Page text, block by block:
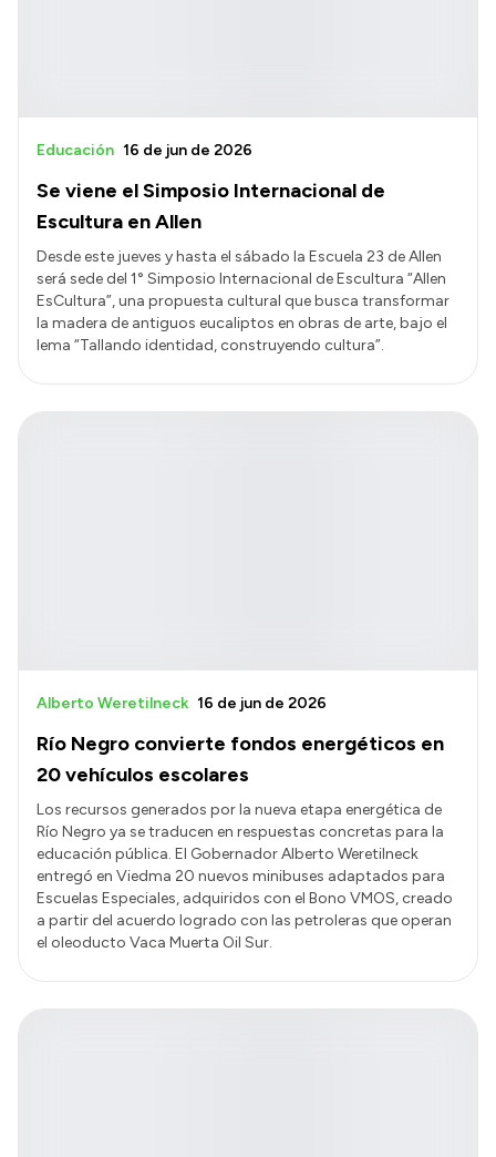
Se viene el Simposio Internacional de
Escultura en Allen
Educación 16 de jun de 2026
Desde este jueves y hasta el sábado la Escuela 23 de Allen
será sede del 1° Simposio Internacional de Escultura “Allen
EsCultura”, una propuesta cultural que busca transformar
la madera de antiguos eucaliptos en obras de arte, bajo el
lema “Tallando identidad, construyendo cultura”.
Río Negro convierte fondos energéticos en
20 vehículos escolares
Alberto Weretilneck 16 de jun de 2026
Los recursos generados por la nueva etapa energética de
Río Negro ya se traducen en respuestas concretas para la
educación pública. El Gobernador Alberto Weretilneck
entregó en Viedma 20 nuevos minibuses adaptados para
Escuelas Especiales, adquiridos con el Bono VMOS, creado
a partir del acuerdo logrado con las petroleras que operan
el oleoducto Vaca Muerta Oil Sur.